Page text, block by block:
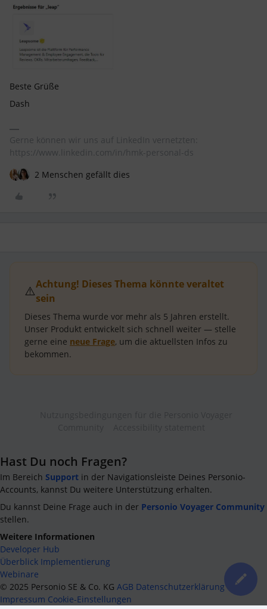
Beste Grüße
Dash
Gerne können wir uns auf LinkedIn vernetzten:
https://www.linkedin.com/in/hmk-personal-ds
2 Menschen gefällt dies
⚠️Achtung! Dieses Thema könnte veraltet
sein
Dieses Thema wurde vor mehr als 5 Jahren erstellt.
Unser Produkt entwickelt sich schnell weiter — stelle
gerne eine neue Frage, um die aktuellsten Infos zu
bekommen.
Hast Du noch Fragen?
Im Bereich Support in der Navigationsleiste Deines Personio-
Accounts, kannst Du weitere Unterstützung erhalten.
Du kannst Deine Frage auch in der Personio Voyager Community
stellen.
Weitere Informationen
Developer Hub
Überblick Implementierung
Webinare
© 2025 Personio SE & Co. KG AGB Datenschutzerklärung
Impressum Cookie-Einstellungen